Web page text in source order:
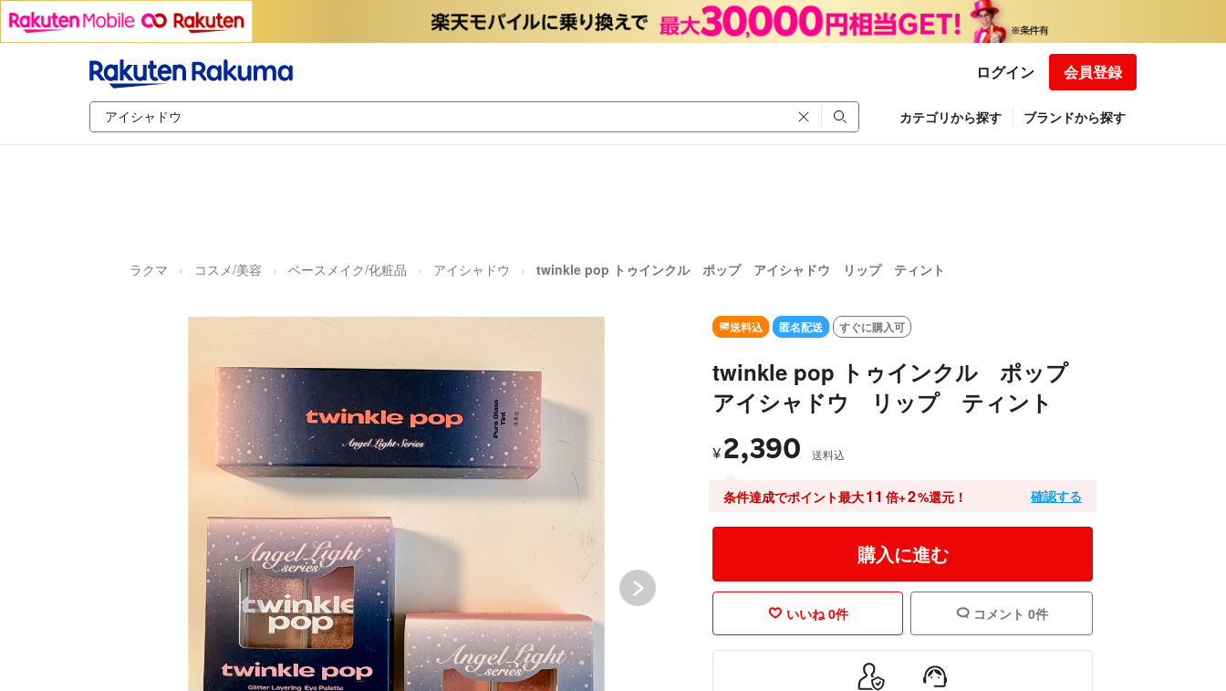
ログイン 会員登録
カテゴリから探す ブランドから探す
ラクマ コスメ/美容 ベースメイク/化粧品 アイシャドウ twinkle pop トゥインクル ポップ アイシャドウ リップ ティント
送料込 匿名配送 すぐに購入可
twinkle pop トゥインクル ポップ
アイシャドウ リップ ティント
¥ 2,390 送料込
条件達成でポイント最大11 倍+2%還元！ 確認する
購入に進む
いいね 0件 コメント 0件